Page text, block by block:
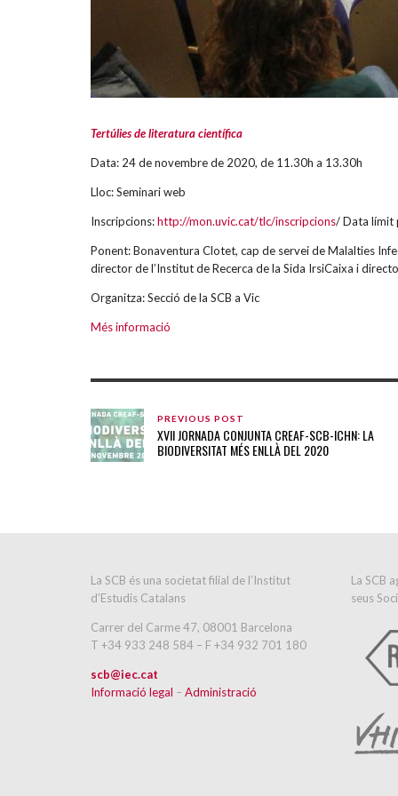
Tertúlies de literatura científica
Data: 24 de novembre de 2020, de 11.30h a 13.30h
Lloc: Seminari web
Inscripcions:http://mon.uvic.cat/tlc/inscripcions/ Data límit
Ponent: Bonaventura Clotet, cap de servei de Malalties
director de l’Institut de Recerca de la Sida IrsiCaixa i
Organitza: Secció de la SCB a Vic
Més informació
PREVIOUS POST
XVII JORNADA CONJUNTA CREAF-SCB-ICHN: LA
BIODIVERSITAT MÉS ENLLÀ DEL 2020
La SCB és una societat filial de l’Institut
d’Estudis Catalans
Carrer del Carme 47, 08001 Barcelona
T +34 933 248 584 – F +34 932 701 180
scb@iec.cat
Informació legal – Administració
La SCB
seus